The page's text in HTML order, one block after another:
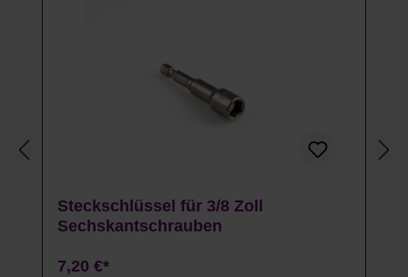
Steckschlüssel für 3/8 Zoll
Sechskantschrauben
7,20 €*